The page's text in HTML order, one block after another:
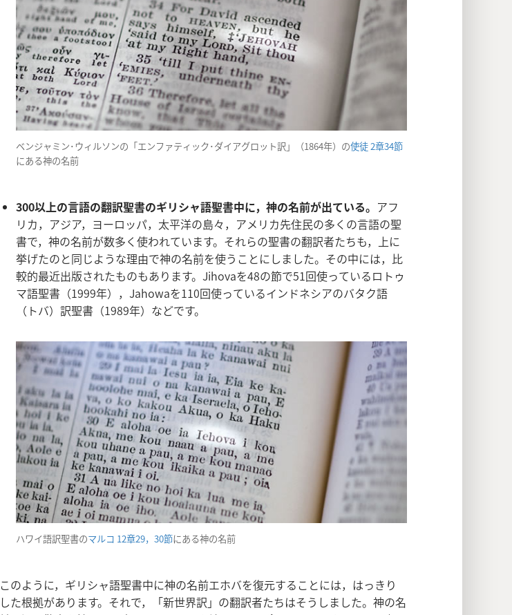
ベンジャミン･ウィルソンの「エンファティック･ダイアグロット訳」（1864年）の使徒 2章34節
にある神の名前
300以上の言語の翻訳聖書のギリシャ語聖書中に，神の名前が出ている。 アフ
リカ，アジア，ヨーロッパ，太平洋の島々，アメリカ先住民の多くの言語の聖
書で，神の名前が数多く使われています。それらの聖書の翻訳者たちも，上に
挙げたのと同じような理由で神の名前を使うことにしました。その中には，比
較的最近出版されたものもあります。Jihovaを48の節で51回使っているロトゥ
マ語聖書（1999年），Jahowaを110回使っているインドネシアのバタク語
（トバ）訳聖書（1989年）などです。
ハワイ語訳聖書のマルコ 12章29，30節にある神の名前
このように，ギリシャ語聖書中に神の名前エホバを復元することには，はっきり
した根拠があります。それで，「新世界訳」の翻訳者たちはそうしました。神の名